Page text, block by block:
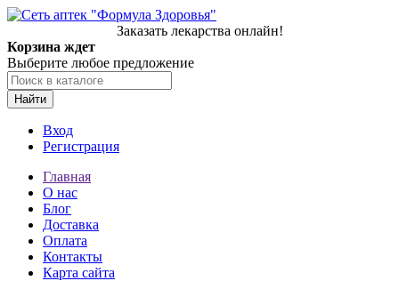
Заказать лекарства онлайн!
Корзина ждет
Выберите любое предложение
Найти
Вход
Регистрация
Главная
О нас
Блог
Доставка
Оплата
Контакты
Карта сайта